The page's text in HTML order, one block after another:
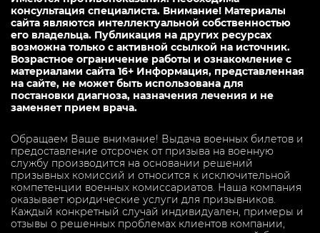
консультация специалиста. Внимание! Материалы
сайта являются интеллектуальной собственностью
его владельца. Публикация на других ресурсах
возможна только с активной ссылкой на источник.
Возрастное ограничение работы и ознакомление с
материалами сайта 16+ Информация, представленная
на сайте, не может быть использована для
постановки диагноза, назначения лечения и не
заменяет прием врача.
Обращаем Ваше внимание! Выдача военных билетов и
предоставление отсрочек от призыва на военную
службу производится на основании решений
призывных комиссий и относится к исключительной
компетенции военных комиссариатов. Наша компания
оказывает юридические услуги для призывников.
Каждый конкретный случай индивидуален, примеры и
отзывы о решенных проблемах клиентов компании,